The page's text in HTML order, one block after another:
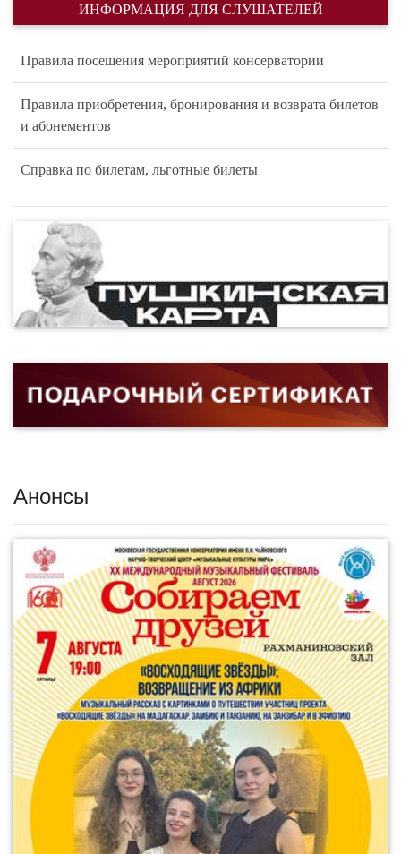
ИНФОРМАЦИЯ ДЛЯ СЛУШАТЕЛЕЙ
Правила посещения мероприятий консерватории
Правила приобретения, бронирования и возврата билетов
и абонементов
Справка по билетам, льготные билеты
Анонсы